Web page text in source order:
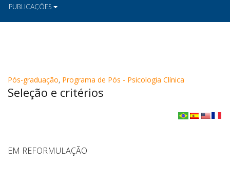
PUBLICAÇÕES
Pós-graduação, Programa de Pós - Psicologia Clínica
Seleção e critérios
EM REFORMULAÇÃO